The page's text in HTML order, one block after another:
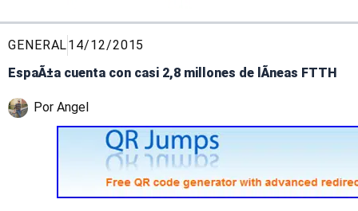
GENERAL14/12/2015
EspaÃ±a cuenta con casi 2,8 millones de lÃ­neas FTTH
Por Angel